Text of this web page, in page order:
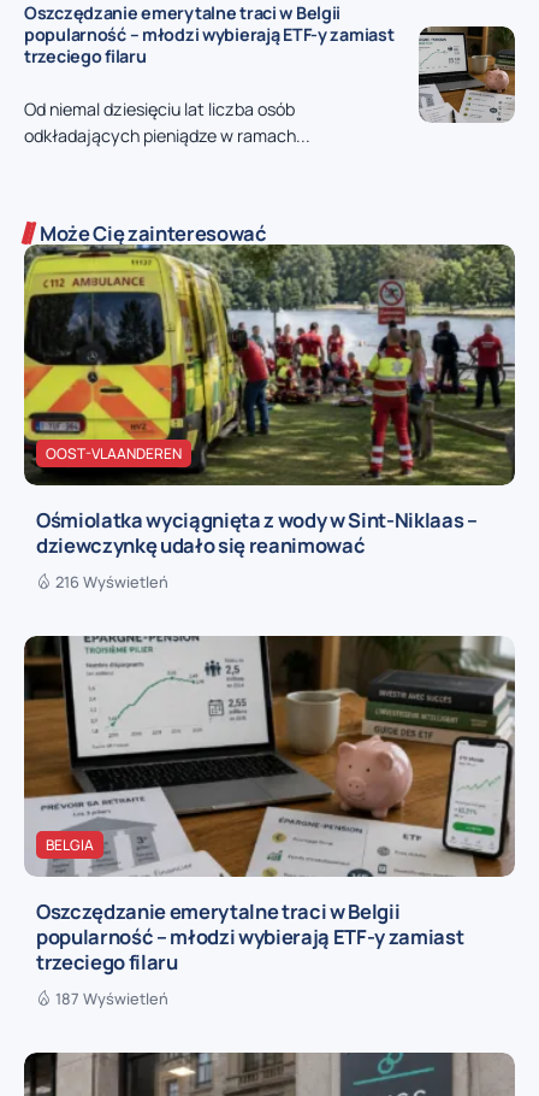
Oszczędzanie emerytalne traci w Belgii
popularność – młodzi wybierają ETF-y zamiast
trzeciego filaru
Od niemal dziesięciu lat liczba osób
odkładających pieniądze w ramach...
Może Cię zainteresować
OOST-VLAANDEREN
Ośmiolatka wyciągnięta z wody w Sint-Niklaas –
dziewczynkę udało się reanimować
216 Wyświetleń
BELGIA
Oszczędzanie emerytalne traci w Belgii
popularność – młodzi wybierają ETF-y zamiast
trzeciego filaru
187 Wyświetleń